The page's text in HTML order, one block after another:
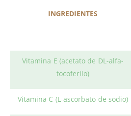
INGREDIENTES
Vitamina E (acetato de DL-alfa-
tocoferilo)
Vitamina C (L-ascorbato de sodio)